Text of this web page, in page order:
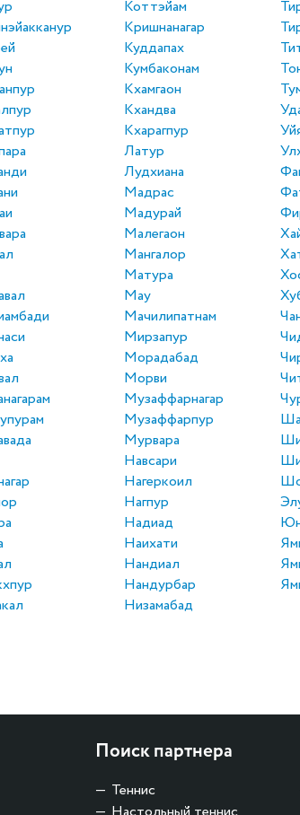
Коттэйам
Кришнанагар
Куддапах
Кумбаконам
Кхамгаон
Кхандва
Кхарагпур
Латур
Лудхиана
Мадрас
Мадурай
Малегаон
Мангалор
Матура
Мау
Мачилипатнам
Мирзапур
Морадабад
Морви
Музаффарнагар
Музаффарпур
Мурвара
Навсари
Нагеркоил
Нагпур
Надиад
Наихати
Нандиал
Нандурбар
Низамабад
Поиск партнера
Теннис